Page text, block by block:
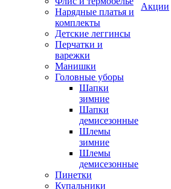
Нарядные платья и
комплекты
Детские леггинсы
Перчатки и
варежки
Манишки
Головные уборы
Шапки
зимние
Шапки
демисезонные
Шлемы
зимние
Шлемы
демисезонные
Пинетки
Купальники
Акции